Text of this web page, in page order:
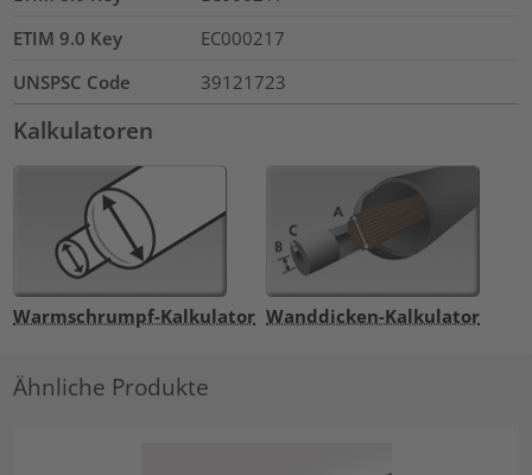
ETIM 9.0 Key
EC000217
UNSPSC Code
39121723
Kalkulatoren
Warmschrumpf-Kalkulator Wanddicken-Kalkulator
Ähnliche Produkte